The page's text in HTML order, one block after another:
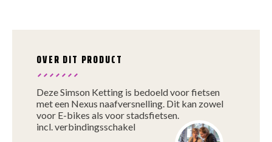
OVER DIT PRODUCT
Deze Simson Ketting is bedoeld voor fietsen
met een Nexus naafversnelling. Dit kan zowel
voor E-bikes als voor stadsfietsen.
incl. verbindingsschakel